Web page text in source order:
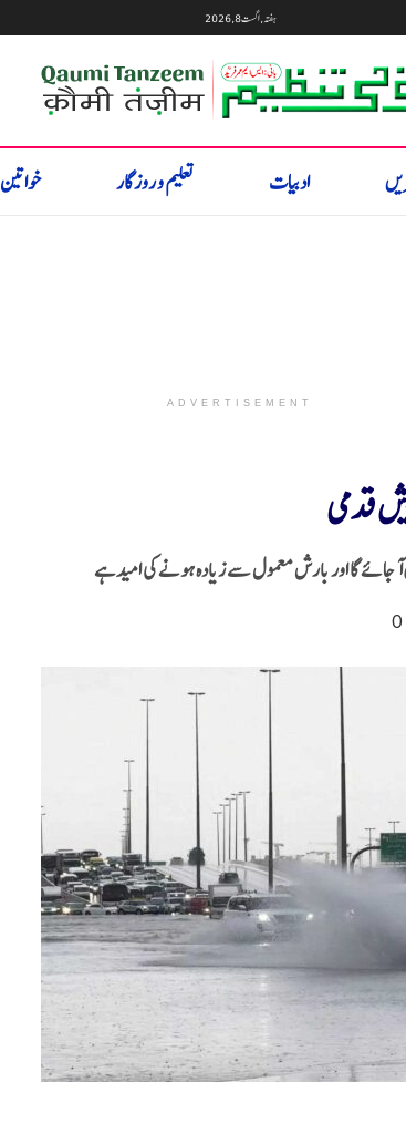
ہفتہ, اگست 8, 2026
ادبیات تعلیم و روزگار خواتین
ADVERTISEMENT
قدمی
جائے گا اور بارش معمول سے زیادہ ہونے کی امید ہے